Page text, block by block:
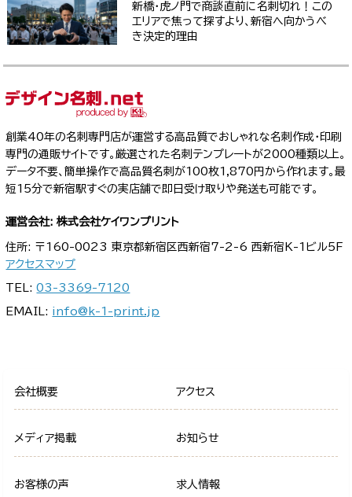
新橋・虎ノ門で商談直前に名刺切れ！この
エリアで焦って探すより、新宿へ向かうべ
き決定的理由
創業40年の名刺専門店が運営する高品質でおしゃれな名刺作成・印刷
専門の通販サイトです。厳選された名刺テンプレートが2000種類以上。
データ不要、簡単操作で高品質名刺が100枚1,870円から作れます。最
短15分で新宿駅すぐの実店舗で即日受け取りや発送も可能です。
運営会社: 株式会社ケイワンプリント
住所: 〒160-0023 東京都新宿区西新宿7-2-6 西新宿K-1ビル5F
アクセスマップ
TEL:03-3369-7120
EMAIL: info@k-1-print.jp
会社概要 アクセス
メディア掲載 お知らせ
お客様の声 求人情報